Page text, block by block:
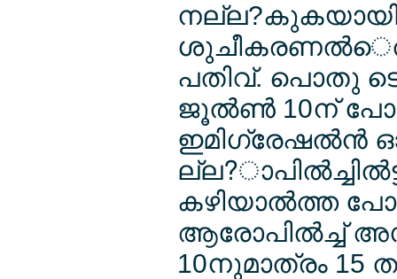
പതിവ്. പൊതു
ജൂല്‍ണ്‍ 10ന്
ഇമിഗ്രേഷല്‍ന്‍
കഴിയാല്‍ത്ത
ആരോപില്‍ച്ച്
10നുമാത്രം